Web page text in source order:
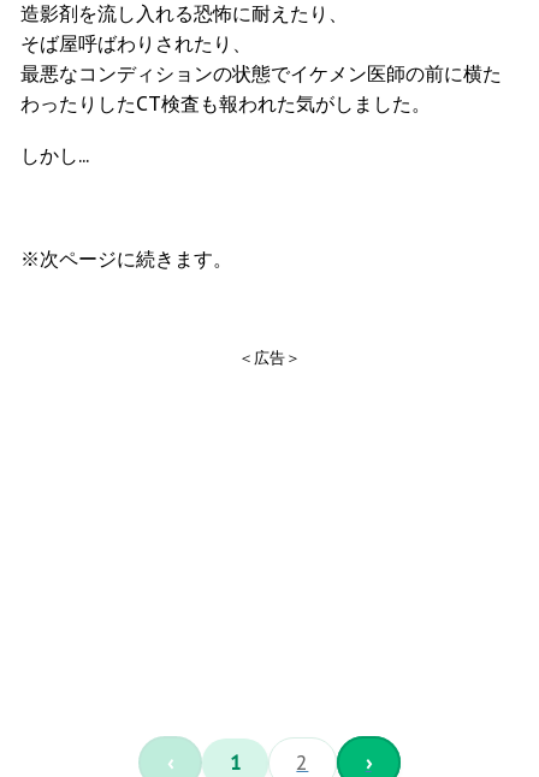
造影剤を流し入れる恐怖に耐えたり、
そば屋呼ばわりされたり、
最悪なコンディションの状態でイケメン医師の前に横た
わったりしたCT検査も報われた気がしました。
しかし...
※次ページに続きます。
＜広告＞
‹ 1 2 ›